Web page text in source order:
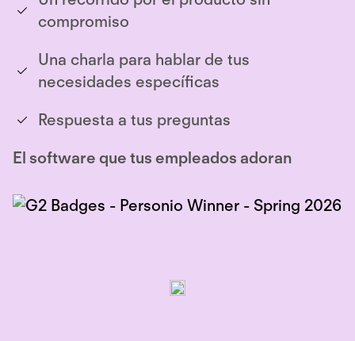
compromiso
Una charla para hablar de tus
necesidades específicas
Respuesta a tus preguntas
El software que tus empleados adoran